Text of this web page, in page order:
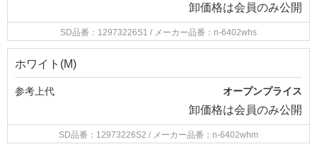
卸価格は会員のみ公開
SD品番：12973226S1 / メーカー品番：n-6402whs
ホワイト(M)
参考上代 オープンプライス
卸価格は会員のみ公開
SD品番：12973226S2 / メーカー品番：n-6402whm